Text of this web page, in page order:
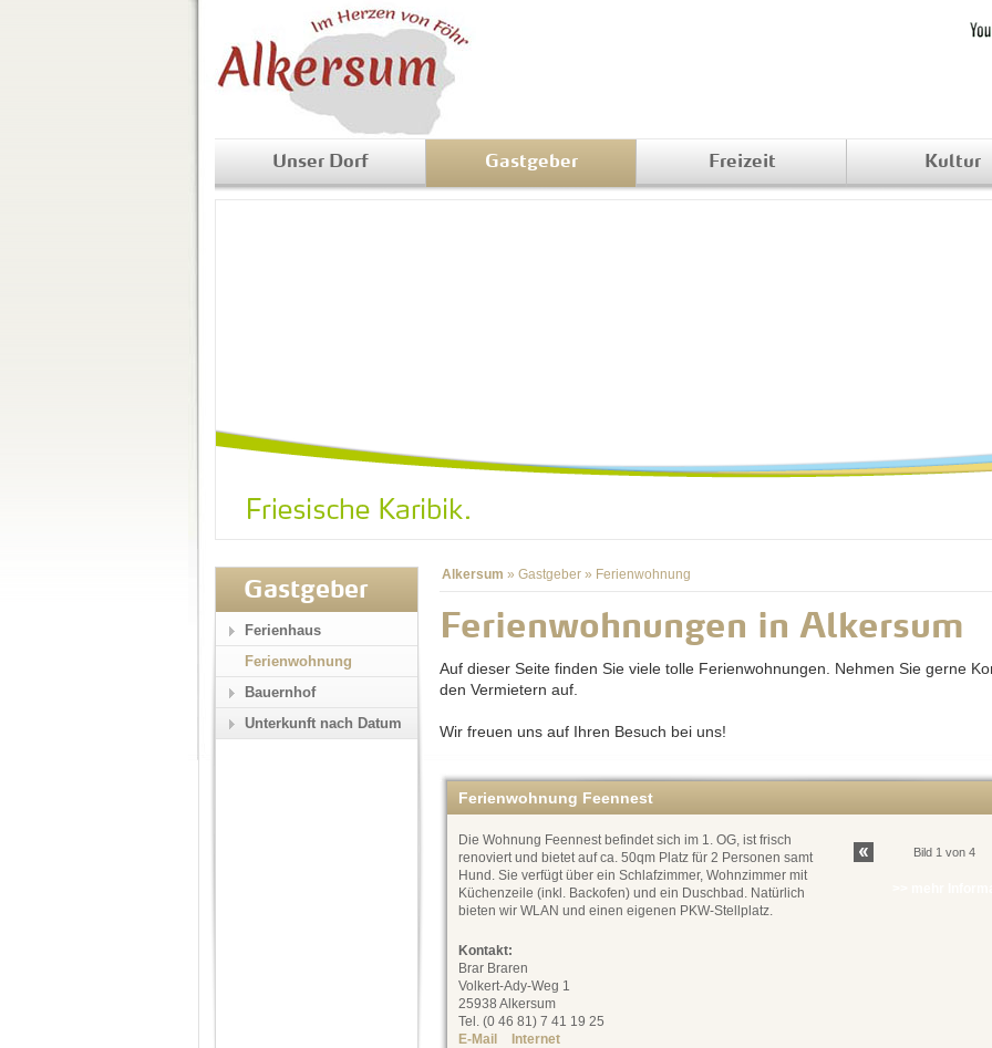
Unser Dorf Gastgeber Freizeit Kultur
Alkersum » Gastgeber » Ferienwohnung
Ferienwohnungen in Alkersum
Auf dieser Seite finden Sie viele tolle Ferienwohnungen. Nehmen Sie gerne
den Vermietern auf.
Wir freuen uns auf Ihren Besuch bei uns!
Ferienwohnung Feennest
Bild 1 von 4
Die Wohnung Feennest befindet sich im 1. OG, ist frisch
renoviert und bietet auf ca. 50qm Platz für 2 Personen samt
Hund. Sie verfügt über ein Schlafzimmer, Wohnzimmer mit
Küchenzeile (inkl. Backofen) und ein Duschbad. Natürlich
bieten wir WLAN und einen eigenen PKW-Stellplatz.
Kontakt:
Brar Braren
Volkert-Ady-Weg 1
25938 Alkersum
Tel. (0 46 81) 7 41 19 25
E-Mail
Internet
Gastgeber
Ferienhaus
Ferienwohnung
Bauernhof
Unterkunft nach Datum